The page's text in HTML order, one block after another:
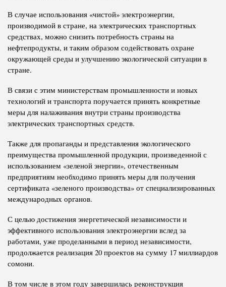
В случае использования «чистой» электроэнергии,
производимой в стране, на электрических транспортных
средствах, можно снизить потребность страны на
нефтепродукты, и таким образом содействовать охране
окружающей среды и улучшению экологической ситуации в
стране.
В связи с этим министерствам промышленности и новых
технологий и транспорта поручается принять конкретные
меры для налаживания внутри страны производства
электрических транспортных средств.
Также для пропаганды и представления экологического
преимущества промышленной продукции, произведенной с
использованием «зеленой энергии», отечественным
предприятиям необходимо принять меры для получения
сертификата «зеленого производства» от специализированных
международных органов.
С целью достижения энергетической независимости и
эффективного использования электроэнергии вслед за
работами, уже проделанными в период независимости,
продолжается реализация 20 проектов на сумму 17 миллиардов
сомони.
В том числе в этом году завершилась реконструкция